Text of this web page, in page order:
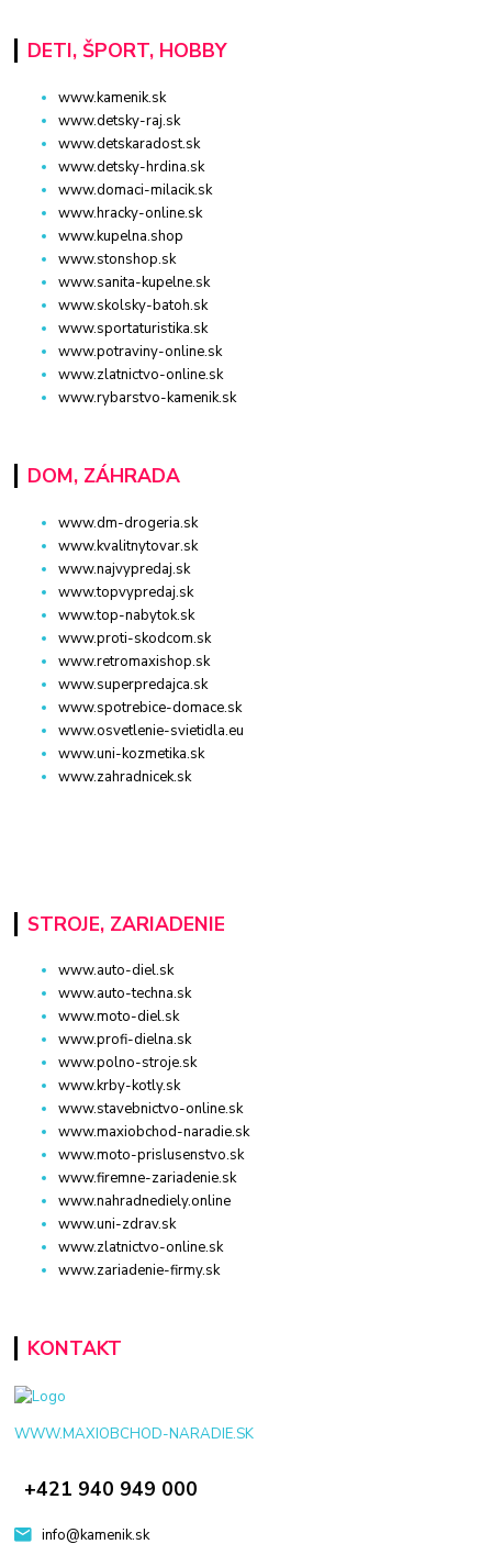
DETI, ŠPORT, HOBBY
www.kamenik.sk
www.detsky-raj.sk
www.detskaradost.sk
www.detsky-hrdina.sk
www.domaci-milacik.sk
www.hracky-online.sk
www.kupelna.shop
www.stonshop.sk
www.sanita-kupelne.sk
www.skolsky-batoh.sk
www.sportaturistika.sk
www.potraviny-online.sk
www.zlatnictvo-online.sk
www.rybarstvo-kamenik.sk
DOM, ZÁHRADA
www.dm-drogeria.sk
www.kvalitnytovar.sk
www.najvypredaj.sk
www.topvypredaj.sk
www.top-nabytok.sk
www.proti-skodcom.sk
www.retromaxishop.sk
www.superpredajca.sk
www.spotrebice-domace.sk
www.osvetlenie-svietidla.eu
www.uni-kozmetika.sk
www.zahradnicek.sk
STROJE, ZARIADENIE
www.auto-diel.sk
www.auto-techna.sk
www.moto-diel.sk
www.profi-dielna.sk
www.polno-stroje.sk
www.krby-kotly.sk
www.stavebnictvo-online.sk
www.maxiobchod-naradie.sk
www.moto-prislusenstvo.sk
www.firemne-zariadenie.sk
www.nahradnediely.online
www.uni-zdrav.sk
www.zlatnictvo-online.sk
www.zariadenie-firmy.sk
KONTAKT
WWW.MAXIOBCHOD-NARADIE.SK
+421 940 949 000
info@kamenik.sk